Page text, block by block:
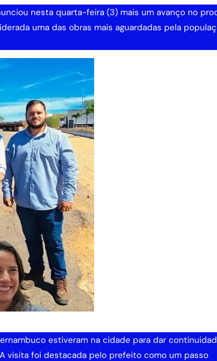
nesta quarta-feira (3) mais um avanço no
uma das obras mais aguardadas pela
estiveram na cidade para dar
visita foi destacada pelo prefeito como um passo